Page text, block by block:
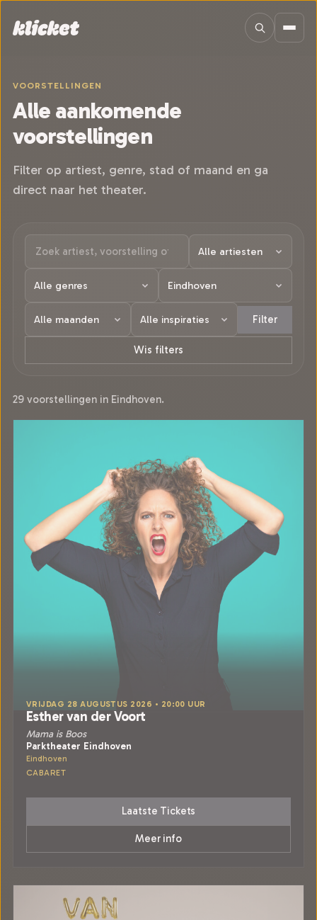
VOORSTELLINGEN
Alle aankomende
voorstellingen
Filter op artiest, genre, stad of maand en ga
direct naar het theater.
Filter
Wis filters
29 voorstellingen in Eindhoven.
VRIJDAG 28 AUGUSTUS 2026 • 20:00 UUR
Esther van der Voort
Mama is Boos
Parktheater Eindhoven
Eindhoven
CABARET
Laatste Tickets
Meer info